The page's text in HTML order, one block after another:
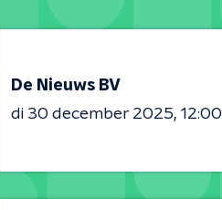
De Nieuws BV
di 30 december 2025